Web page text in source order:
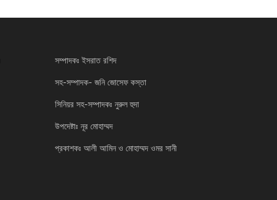
সম্পাদকঃ ইসরাত রশিদ
সহ-সম্পাদক- জনি জোসেফ কস্তা
সিনিয়র সহ-সম্পাদকঃ নুরুল হুদা
উপদেষ্টাঃ নূর মোহাম্মদ
প্রকাশকঃ আলী আমিন ও মোহাম্মদ ওমর সানী